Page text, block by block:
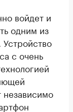
войдет и
одним из
с очень
независимо